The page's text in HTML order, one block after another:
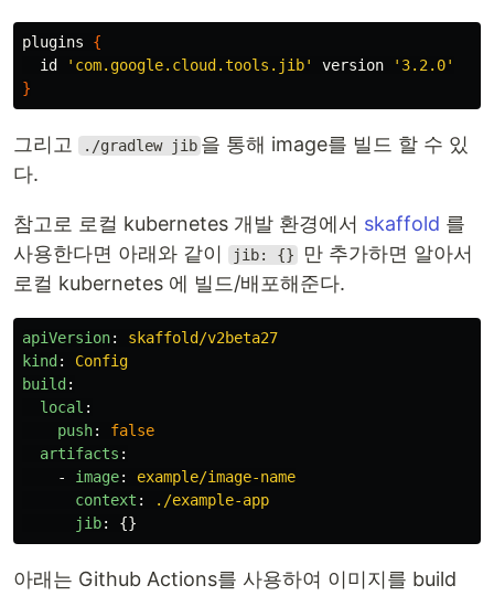
plugins
{
id
'com.google.cloud.tools.jib' version
'3.2.0'
}
그리고 ./gradlew jib 을 통해 image를 빌드 할 수 있
다.
참고로 로컬 kubernetes 개발 환경에서 skaffold 를
사용한다면 아래와 같이
jib: {}
만 추가하면 알아서
로컬 kubernetes 에 빌드/배포해준다.
apiVersion:
skaffold/v2beta27
kind :
Config
build :
local :
push:
false
artifacts :
-
image:
example/image-name
context :
./example-app
jib: {}
아래는 Github Actions를 사용하여 이미지를 build